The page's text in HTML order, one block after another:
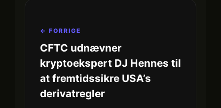
← FORRIGE
CFTC udnævner
kryptoekspert DJ Hennes til
at fremtidssikre USA’s
derivatregler